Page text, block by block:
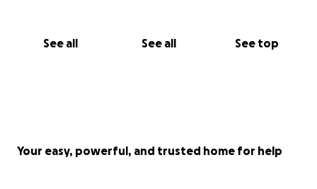
See all See all See top
Your easy, powerful, and trusted home for help